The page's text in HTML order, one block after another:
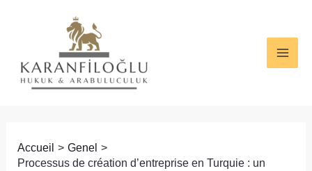
Accueil
Genel
Processus de création d’entreprise en Turquie : un